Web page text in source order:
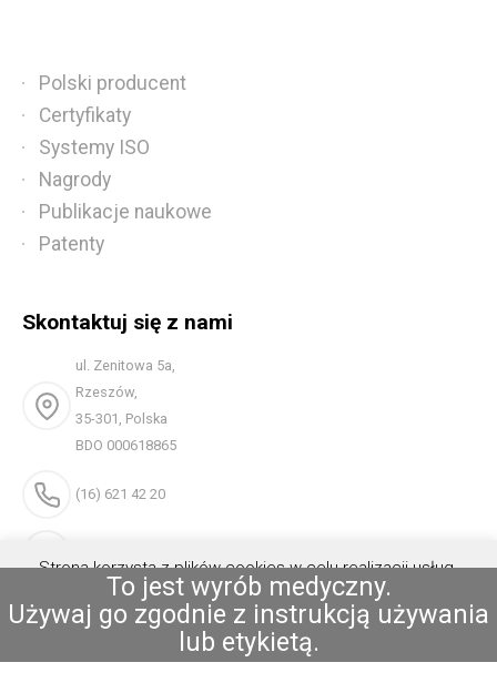
Polski producent
Certyfikaty
Systemy ISO
Nagrody
Publikacje naukowe
Patenty
Skontaktuj się z nami
ul. Zenitowa 5a,
Rzeszów,
35-301, Polska
BDO 000618865
(16) 621 42 20
Strona korzysta z plików cookies w celu realizacji usług.
Możesz określić warunki przechowywania lub dostępu do
plików cookies w Twojej przeglądarce.
Akceptuję
To jest wyrób medyczny.
Używaj go zgodnie z instrukcją używania
lub etykietą.